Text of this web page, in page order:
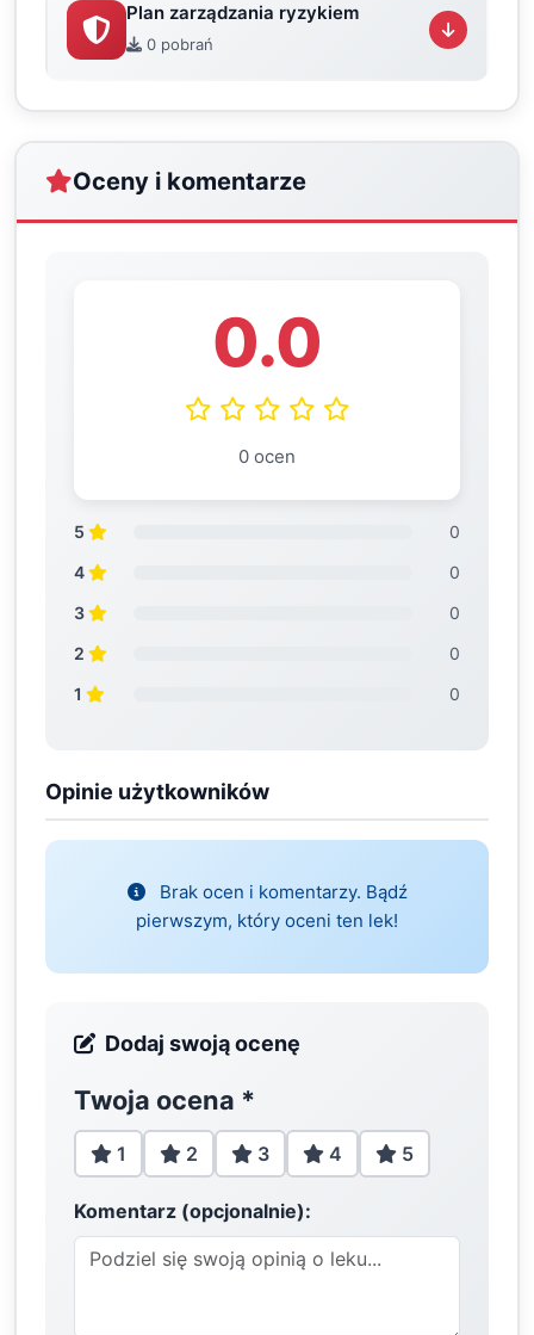
Plan zarządzania ryzykiem
0 pobrań
Oceny i komentarze
0.0
0 ocen
5
0
4
0
3
0
2
0
1
0
Opinie użytkowników
Brak ocen i komentarzy. Bądź
pierwszym, który oceni ten lek!
Dodaj swoją ocenę
Twoja ocena *
1 2 3 4 5
Komentarz (opcjonalnie):